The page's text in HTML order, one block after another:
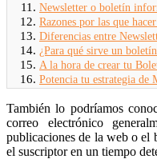
Newsletter o boletín
Razones por las que
Diferencias entre
¿Para qué sirve un
A la hora de crear tu
Potencia tu estrategia de
También lo podríamos
correo electrónico
publicaciones de la web o el
el suscriptor en un tiempo